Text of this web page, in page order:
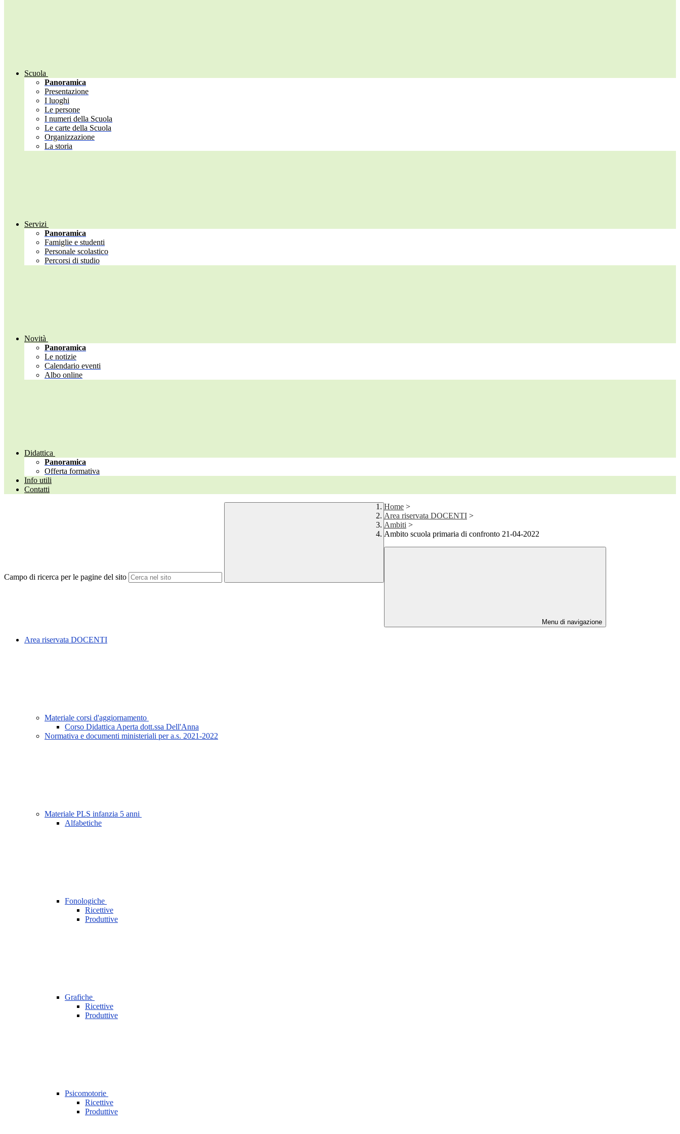
Scuola
Panoramica
Presentazione
I luoghi
Le persone
I numeri della Scuola
Le carte della Scuola
Organizzazione
La storia
Servizi
Panoramica
Famiglie e studenti
Personale scolastico
Percorsi di studio
Novità
Panoramica
Le notizie
Calendario eventi
Albo online
Didattica
Panoramica
Offerta formativa
Info utili
Contatti
Campo di ricerca per le pagine del sito
Home >
Area riservata DOCENTI >
Ambiti >
Ambito scuola primaria di confronto 21-04-2022
Menu di navigazione
Area riservata DOCENTI
Materiale corsi d'aggiornamento
Corso Didattica Aperta dott.ssa Dell'Anna
Normativa e documenti ministeriali per a.s. 2021-2022
Materiale PLS infanzia 5 anni
Alfabetiche
Fonologiche
Ricettive
Produttive
Grafiche
Ricettive
Produttive
Psicomotorie
Ricettive
Produttive